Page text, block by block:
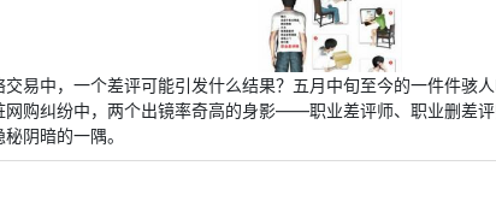
交易中，一个差评可能引发什么结果？五月中旬至今的一件件骇
网购纠纷中，两个出镜率奇高的身影——职业差评师、职业删差
阴暗的一隅。